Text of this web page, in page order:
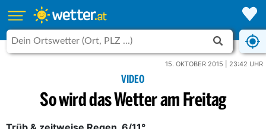
15. OKTOBER 2015 | 23:42 UHR
VIDEO
So wird das Wetter am Freitag